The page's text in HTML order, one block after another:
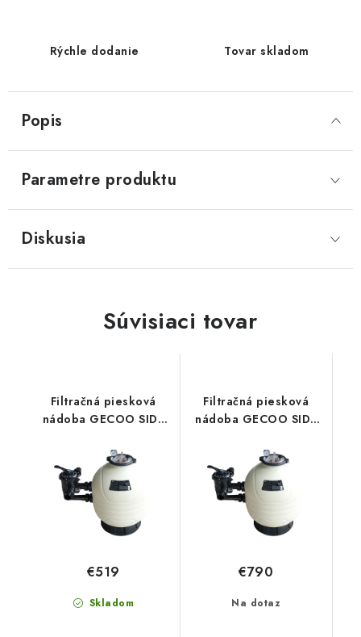
Rýchle dodanie Tovar skladom
Popis
Parametre produktu
Diskusia
Súvisiaci tovar
Filtračná piesková
nádoba GECOO SIDE
Skladom
€519
Filtračná piesková
nádoba GECOO SIDE
Na dotaz
€790